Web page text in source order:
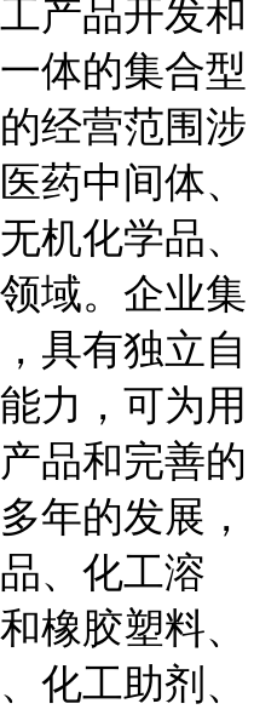
产品开发和
体的集合型
经营范围涉
药中间体、
机化学品、
域。企业集
具有独立自
力，可为用
品和完善的
年的发展，
、化工溶
橡胶塑料、
化工助剂、